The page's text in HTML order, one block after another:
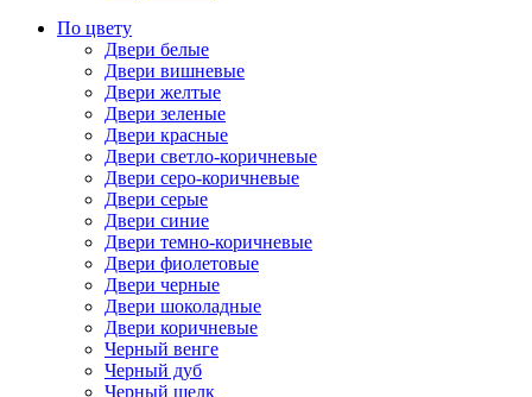
По цвету
Двери белые
Двери вишневые
Двери желтые
Двери зеленые
Двери красные
Двери светло-коричневые
Двери серо-коричневые
Двери серые
Двери синие
Двери темно-коричневые
Двери фиолетовые
Двери черные
Двери шоколадные
Двери коричневые
Черный венге
Черный дуб
Черный шелк